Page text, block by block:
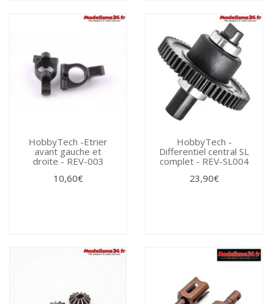
HobbyTech -Etrier
avant gauche et
droite - REV-003
10,60€
HobbyTech -
Differentiel central SL
complet - REV-SL004
23,90€